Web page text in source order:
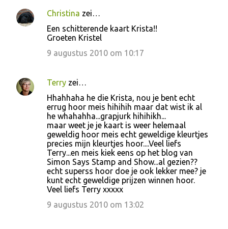
Christina zei…
Een schitterende kaart Krista!!
Groeten Kristel
9 augustus 2010 om 10:17
Terry zei…
Hhahhaha he die Krista, nou je bent echt
errug hoor meis hihihih maar dat wist ik al
he whahahha...grapjurk hihihikh...
maar weet je je kaart is weer helemaal
geweldig hoor meis echt geweldige kleurtjes
precies mijn kleurtjes hoor....Veel liefs
Terry...en meis kiek eens op het blog van
Simon Says Stamp and Show...al gezien??
echt superss hoor doe je ook lekker mee? je
kunt echt geweldige prijzen winnen hoor.
Veel liefs Terry xxxxx
9 augustus 2010 om 13:02